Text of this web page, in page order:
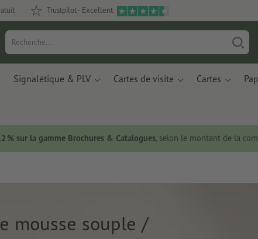
Trustpilot - Excellent
Signalétique & PLV Cartes de visite Cartes
% sur la gamme Brochures & Catalogues, selon le montant de la
mousse souple /